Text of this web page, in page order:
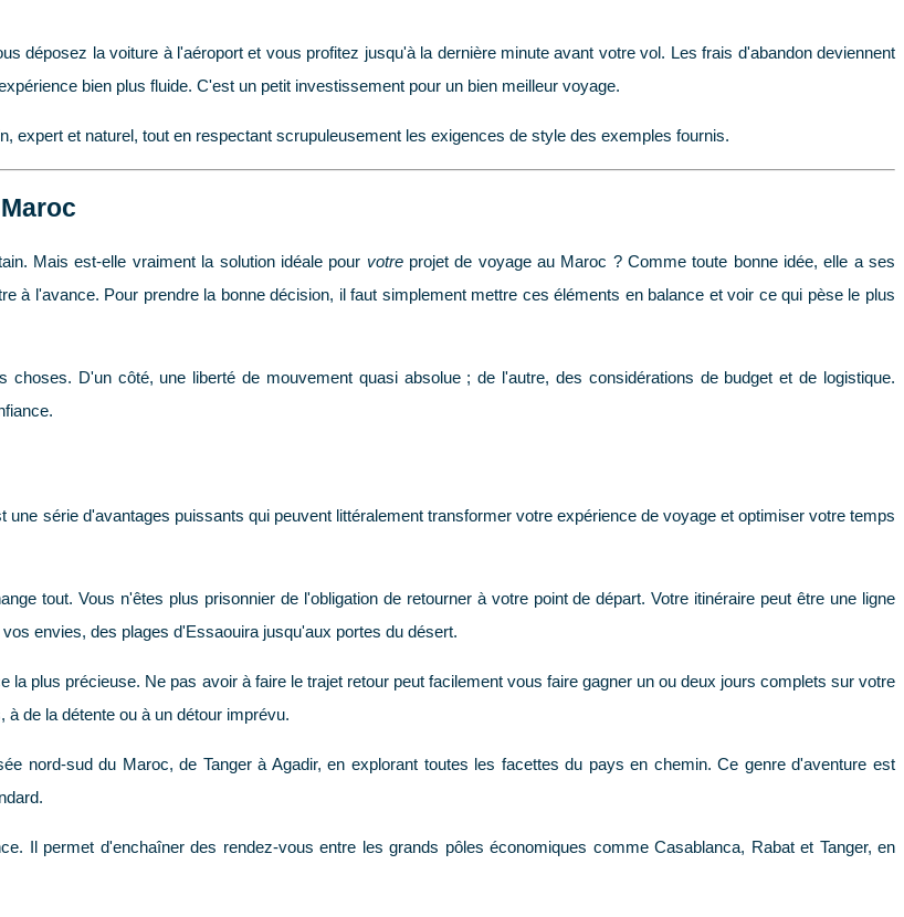
déposez la voiture à l'aéroport et vous profitez jusqu'à la dernière minute avant votre vol. Les frais d'abandon deviennent
bien plus fluide. C'est un petit investissement pour un bien meilleur voyage.
expert et naturel, tout en respectant scrupuleusement les exigences de style des exemples fournis.
Mais est-elle vraiment la solution idéale pour votreprojet de voyage au Maroc ? Comme toute bonne idée, elle a ses
à l'avance. Pour prendre la bonne décision, il faut simplement mettre ces éléments en balance et voir ce qui pèse le plus
D'un côté, une liberté de mouvement quasi absolue ; de l'autre, des considérations de budget et de logistique.
série d'avantages puissants qui peuvent littéralement transformer votre expérience de voyage et optimiser votre temps
tout. Vous n'êtes plus prisonnier de l'obligation de retourner à votre point de départ. Votre itinéraire peut être une ligne
envies, des plages d'Essaouira jusqu'aux portes du désert.
la plus précieuse. Ne pas avoir à faire le trajet retour peut facilement vous faire gagner un ou deux jours complets sur votre
de la détente ou à un détour imprévu.
nord-sud du Maroc, de Tanger à Agadir, en explorant toutes les facettes du pays en chemin. Ce genre d'aventure est
Il permet d'enchaîner des rendez-vous entre les grands pôles économiques comme Casablanca, Rabat et Tanger, en